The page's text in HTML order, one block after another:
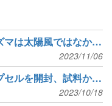
宇宙嵐を発達させるプラズマは太陽風ではなかった
2023/11/06
オシリス・レックスのカプセルを開封、試料から炭素・水の証拠
2023/10/18